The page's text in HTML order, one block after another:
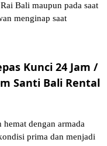
Bali maupun pada saat
menginap saat
Kunci 24 Jam /
Santi Bali Rental
hemat dengan armada
prima dan menjadi